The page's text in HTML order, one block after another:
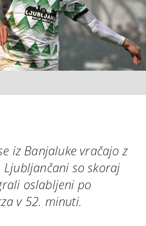
iz Banjaluke vračajo z
so skoraj
oslabljeni po
v 52. minuti.